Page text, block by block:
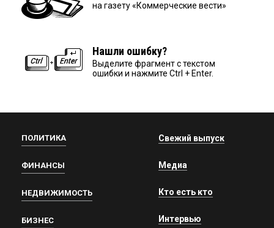
на газету «Коммерческие вести»
Нашли ошибку?
Выделите фрагмент с текстом
ошибки и нажмите Ctrl + Enter.
ПОЛИТИКА
ФИНАНСЫ
НЕДВИЖИМОСТЬ
БИЗНЕС
Свежий выпуск
Медиа
Кто есть кто
Интервью